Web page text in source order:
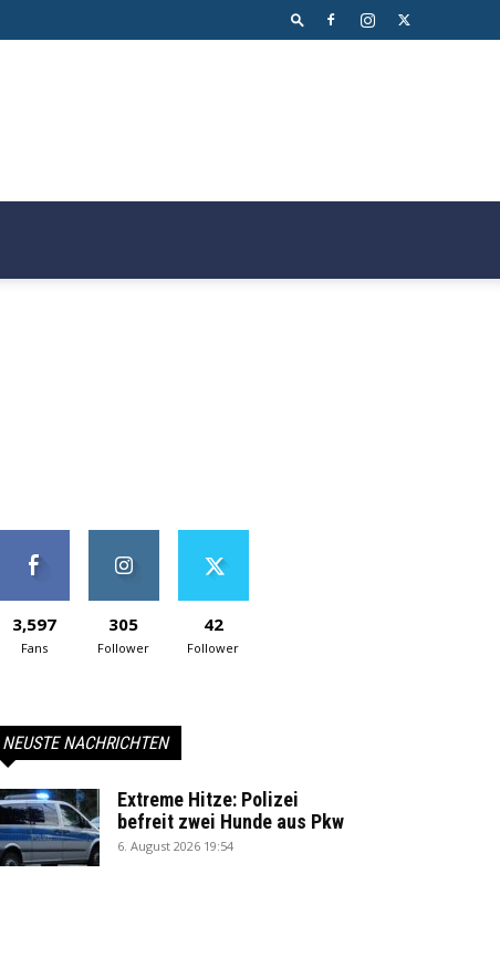
3,597
Fans
305
Follower
42
Follower
NEUSTE NACHRICHTEN
Extreme Hitze: Polizei
befreit zwei Hunde aus Pkw
6. August 2026 19:54